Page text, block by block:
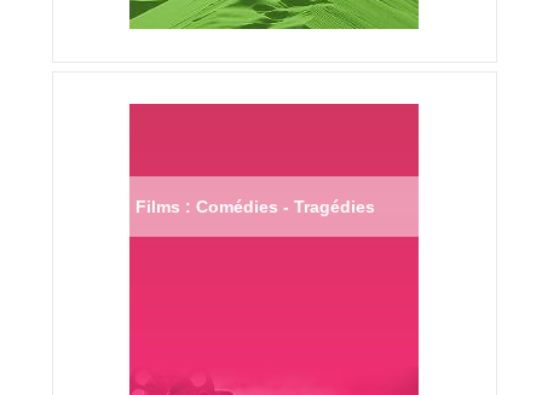
Films : Comédies - Tragédies